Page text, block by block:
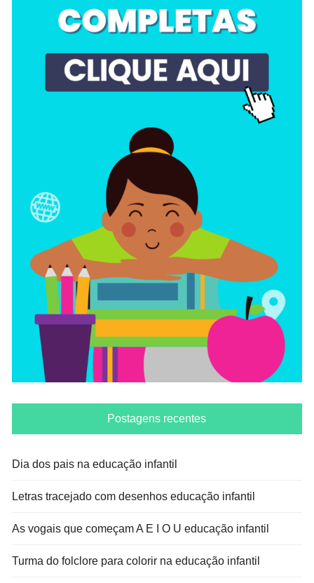
Postagens recentes
Dia dos pais na educação infantil
Letras tracejado com desenhos educação infantil
As vogais que começam A E I O U educação infantil
Turma do folclore para colorir na educação infantil